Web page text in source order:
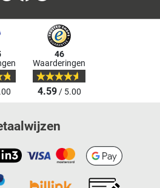
46
Waarderingen
4.59/ 5.00